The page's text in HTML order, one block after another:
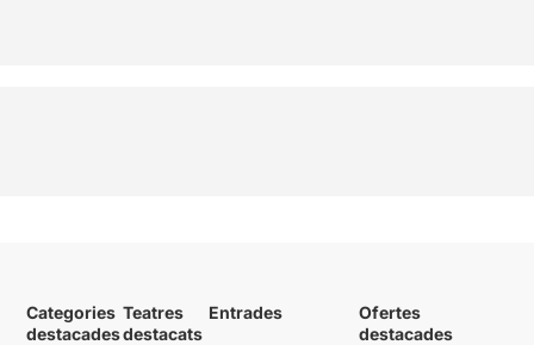
Categories
destacades
Teatres
destacats
Entrades
Ofertes
destacades